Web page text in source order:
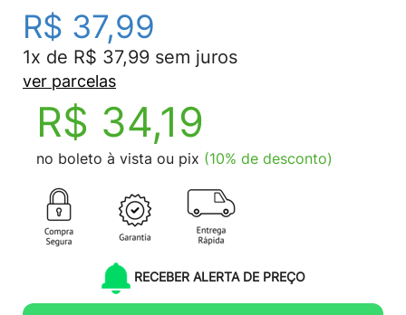
R$ 37,99
1x de R$ 37,99 sem juros
ver parcelas
R$ 34,19
no boleto à vista ou pix (10% de desconto)
RECEBER ALERTA DE PREÇO